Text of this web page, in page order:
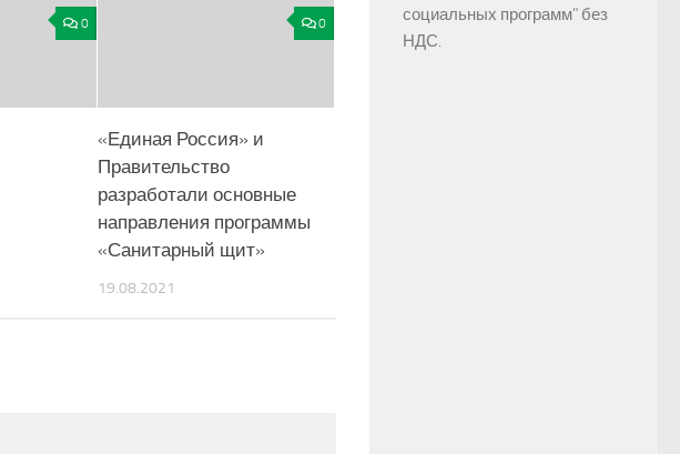
0 0
«Единая Россия» и
Правительство
разработали основные
направления программы
«Санитарный щит»
19.08.2021
социальных программ" без
НДС.